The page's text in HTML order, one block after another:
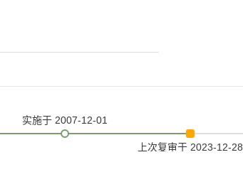
实施于 2007-12-01
上次复审于 2023-12-28